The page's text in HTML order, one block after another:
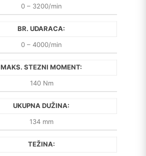
0 – 3200/min
BR. UDARACA:
0 – 4000/min
MAKS. STEZNI MOMENT:
140 Nm
UKUPNA DUŽINA:
134 mm
TEŽINA: